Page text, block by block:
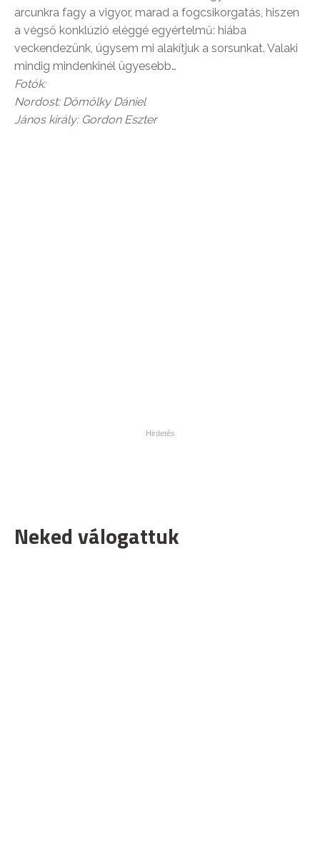
arcunkra fagy a vigyor, marad a fogcsikorgatás, hiszen
a végső konklúzió eléggé egyértelmű: hiába
veckendezünk, úgysem mi alakítjuk a sorsunkat. Valaki
mindig mindenkinél ügyesebb…
Fotók:
Nordost: Dömölky Dániel
János király: Gordon Eszter
Neked válogattuk